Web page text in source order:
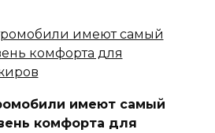
имеют самый
комфорта для